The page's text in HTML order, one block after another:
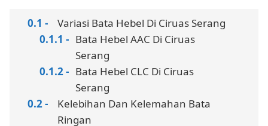
Variasi Bata Hebel Di Ciruas Serang
Bata Hebel AAC Di Ciruas
Serang
Bata Hebel CLC Di Ciruas
Serang
Kelebihan Dan Kelemahan Bata
Ringan